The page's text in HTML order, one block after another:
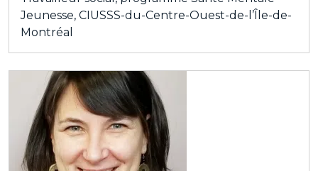
Jeunesse, CIUSSS-du-Centre-Ouest-de-l’Île-de-
Montréal